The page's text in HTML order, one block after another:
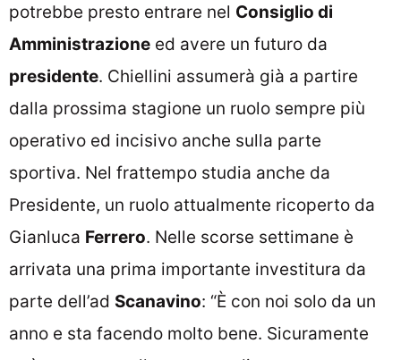
potrebbe presto entrare nel Consiglio di
Amministrazione ed avere un futuro da
presidente. Chiellini assumerà già a partire
dalla prossima stagione un ruolo sempre più
operativo ed incisivo anche sulla parte
sportiva. Nel frattempo studia anche da
Presidente, un ruolo attualmente ricoperto da
Gianluca Ferrero. Nelle scorse settimane è
arrivata una prima importante investitura da
parte dell’ad Scanavino: “È con noi solo da un
anno e sta facendo molto bene. Sicuramente